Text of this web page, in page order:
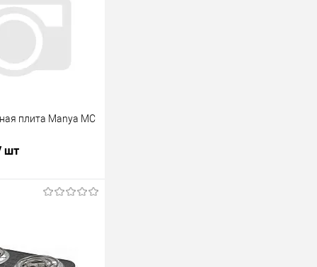
плита Manya MC
шт
В наличии